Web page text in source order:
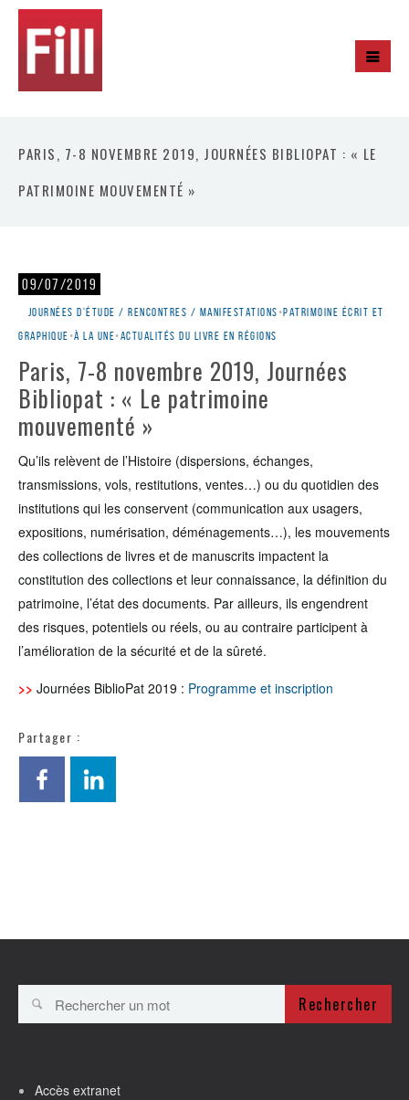
PARIS, 7-8 NOVEMBRE 2019, JOURNÉES BIBLIOPAT : « LE
PATRIMOINE MOUVEMENTÉ »
09/07/2019
Journées d'étude / rencontres / manifestations •Patrimoine écrit et
graphique •À la une•Actualités du livre en régions
Paris, 7-8 novembre 2019, Journées
Bibliopat : « Le patrimoine
mouvementé »
Qu’ils relèvent de l’Histoire (dispersions, échanges,
transmissions, vols, restitutions, ventes…) ou du quotidien des
institutions qui les conservent (communication aux usagers,
expositions, numérisation, déménagements…), les mouvements
des collections de livres et de manuscrits impactent la
constitution des collections et leur connaissance, la définition du
patrimoine, l’état des documents. Par ailleurs, ils engendrent
des risques, potentiels ou réels, ou au contraire participent à
l’amélioration de la sécurité et de la sûreté.
>> Journées BiblioPat 2019 : Programme et inscription
Partager :
Rechercher
Accès extranet